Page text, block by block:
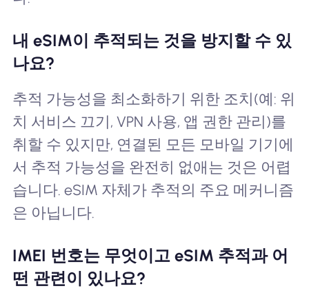
내 eSIM이 추적되는 것을 방지할 수 있
나요?
추적 가능성을 최소화하기 위한 조치(예: 위
치 서비스 끄기, VPN 사용, 앱 권한 관리)를
취할 수 있지만, 연결된 모든 모바일 기기에
서 추적 가능성을 완전히 없애는 것은 어렵
습니다. eSIM 자체가 추적의 주요 메커니즘
은 아닙니다.
IMEI 번호는 무엇이고 eSIM 추적과 어
떤 관련이 있나요?